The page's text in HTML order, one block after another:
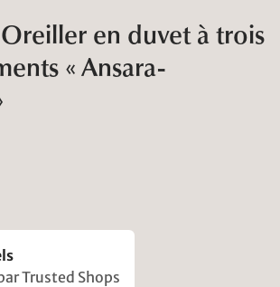
en duvet à trois
« Ansara-
Trusted Shops